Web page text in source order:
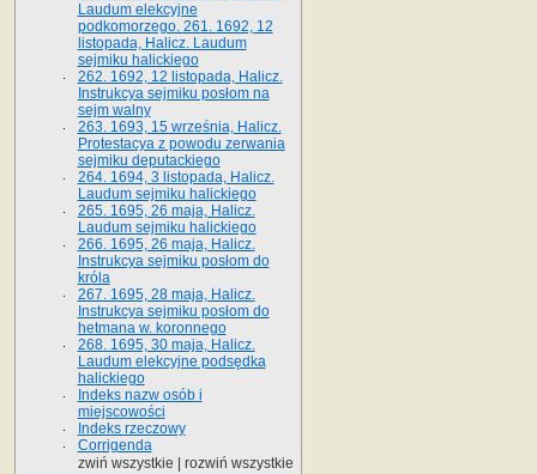
Laudum elekcyjne
podkomorzego. 261. 1692, 12
listopada, Halicz. Laudum
sejmiku halickiego
262. 1692, 12 listopada, Halicz.
Instrukcya sejmiku posłom na
sejm walny
263. 1693, 15 września, Halicz.
Protestacya z powodu zerwania
sejmiku deputackiego
264. 1694, 3 listopada, Halicz.
Laudum sejmiku halickiego
265. 1695, 26 maja, Halicz.
Laudum sejmiku halickiego
266. 1695, 26 maja, Halicz.
Instrukcya sejmiku posłom do
króla
267. 1695, 28 maja, Halicz.
Instrukcya sejmiku posłom do
hetmana w. koronnego
268. 1695, 30 maja, Halicz.
Laudum elekcyjne podsędka
halickiego
Indeks nazw osób i
miejscowości
Indeks rzeczowy
Corrigenda
zwiń wszystkie
rozwiń wszystkie